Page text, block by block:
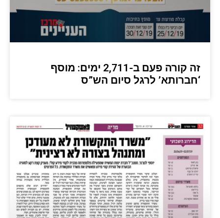
זה קורה פעם ב-2,711 ימים: מוסף
‘חברותא’ לרגל סיום הש”ס